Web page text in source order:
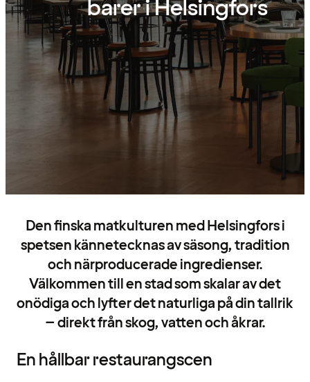
barer i Helsingfors
Den finska matkulturen med Helsingfors i
spetsen kännetecknas av säsong, tradition
och närproducerade ingredienser.
Välkommen till en stad som skalar av det
onödiga och lyfter det naturliga på din tallrik
– direkt från skog, vatten och åkrar.
En hållbar restaurangscen